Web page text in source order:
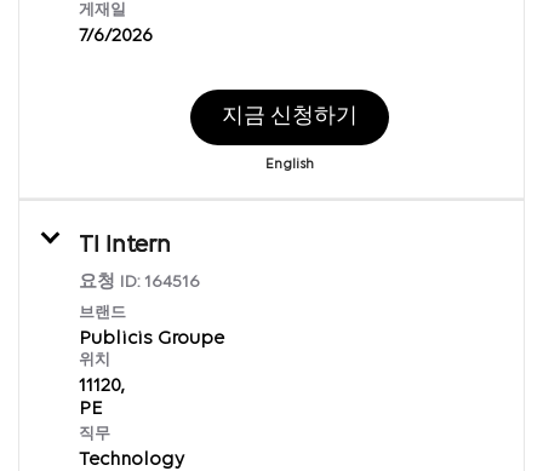
게재일
7/6/2026
지금 신청하기
English
TI Intern
요청 ID: 164516
브랜드
Publicis Groupe
위치
11120,
직무
Technology